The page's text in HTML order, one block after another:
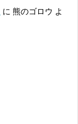
に 熊のゴロウ よ